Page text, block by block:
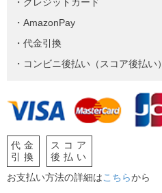
・AmazonPay
・代金引換
・コンビニ後払い（スコア後払い）
代金
引換
スコア
後払い
お支払い方法の詳細はこちらから